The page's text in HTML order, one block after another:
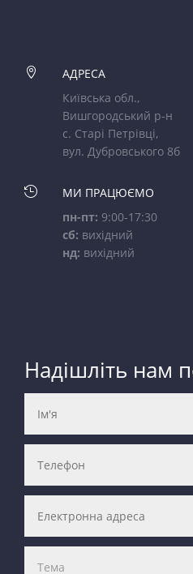

АДРЕСА
Київська обл.,
Вишгородський р-н
с. Старі Петрівці,
вул. Дубровського 8б

МИ ПРАЦЮЄМО
пн-пт: 9:00-17:30
сб: вихідний
нд: вихідний
Надішліть нам